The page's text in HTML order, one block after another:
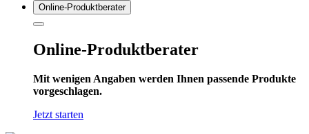
Online-Produkt­berater
Online-Produktberater
Mit wenigen Angaben werden Ihnen passende Produkte
vorgeschlagen.
Jetzt starten